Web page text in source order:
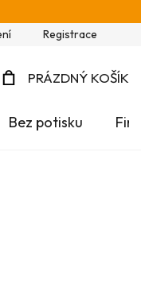
Registrace
PRÁZDNÝ KOŠÍK
Bez potisku